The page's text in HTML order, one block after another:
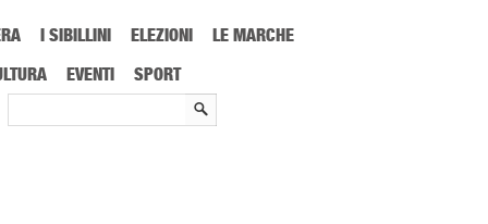
I SIBILLINI ELEZIONI
LE MARCHE
EVENTI SPORT